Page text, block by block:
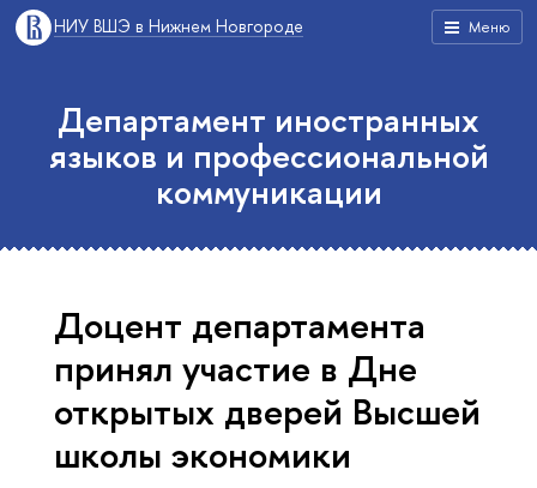
Меню
НИУ ВШЭ в Нижнем Новгороде
Департамент иностранных
языков и профессиональной
коммуникации
Доцент департамента
принял участие в Дне
открытых дверей Высшей
школы экономики